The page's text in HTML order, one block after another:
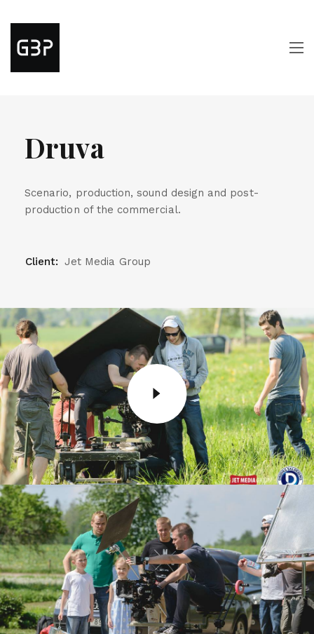
Druva
Scenario, production, sound design and post-
production of the commercial.
Client: Jet Media Group